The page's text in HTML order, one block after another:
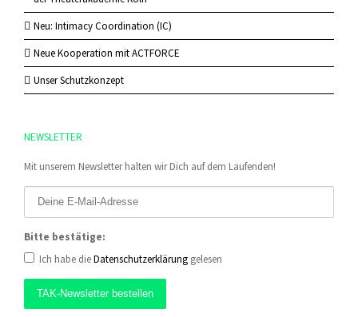
Neu: Intimacy Coordination (IC)
Neue Kooperation mit ACTFORCE
Unser Schutzkonzept
NEWSLETTER
Mit unserem Newsletter halten wir Dich auf dem Laufenden!
Bitte bestätige:
Ich habe dieDatenschutzerklärung gelesen